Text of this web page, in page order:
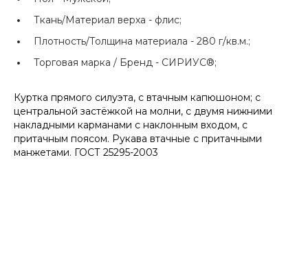
Ткань/Материал верха - флис;
Плотность/Толщина материала - 280 г/кв.м.;
Торговая марка / Бренд - СИРИУС®;
Куртка прямого силуэта, с втачным капюшоном; с
центральной застёжкой на молни, с двумя нижними
накладными карманами с наклонным входом, с
притачным поясом. Рукава втачные с притачными
манжетами. ГОСТ 25295-2003